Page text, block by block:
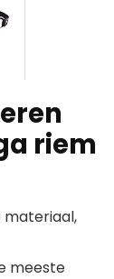
riem
materiaal,
meeste